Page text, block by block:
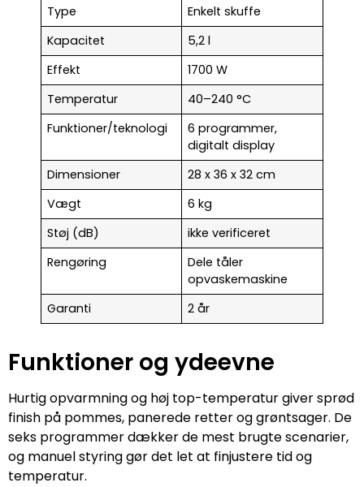
Type
Enkelt skuffe
Kapacitet
5,2 l
Effekt
1700 W
Temperatur
40–240 °C
Funktioner/teknologi
6 programmer,
digitalt display
Dimensioner
28 x 36 x 32 cm
Vægt
6 kg
Støj (dB)
ikke verificeret
Rengøring
Dele tåler
opvaskemaskine
Garanti
2 år
Funktioner og ydeevne
Hurtig opvarmning og høj top-temperatur giver sprød
finish på pommes, panerede retter og grøntsager. De
seks programmer dækker de mest brugte scenarier,
og manuel styring gør det let at finjustere tid og
temperatur.